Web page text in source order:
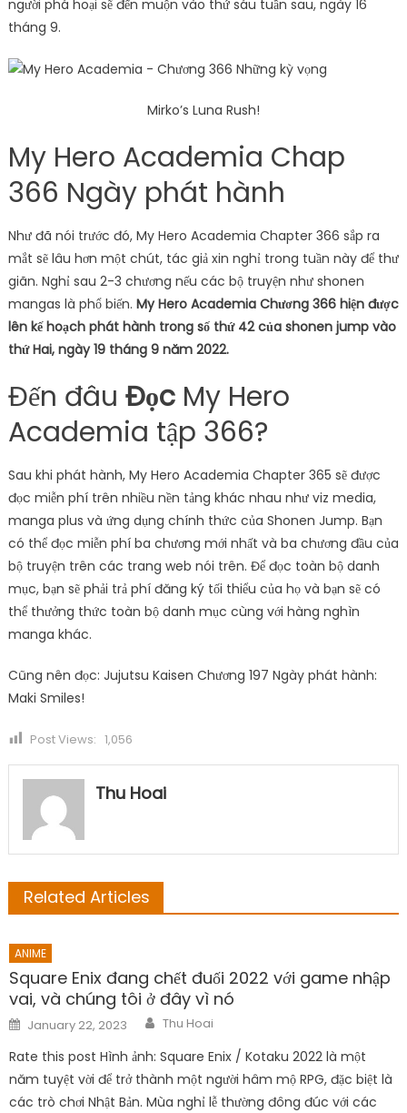
người phá hoại sẽ đến muộn vào thứ sáu tuần sau, ngày 16
tháng 9.
Mirko’s Luna Rush!
My Hero Academia Chap
366 Ngày phát hành
Như đã nói trước đó, My Hero Academia Chapter 366 sắp ra
mắt sẽ lâu hơn một chút, tác giả xin nghỉ trong tuần này để thư
giãn. Nghỉ sau 2-3 chương nếu các bộ truyện như shonen
mangas là phổ biến. My Hero Academia Chương 366 hiện được
lên kế hoạch phát hành trong số thứ 42 của shonen jump vào
thứ Hai, ngày 19 tháng 9 năm 2022.
Đến đâu ĐọcMy Hero
Academia tập 366?
Sau khi phát hành, My Hero Academia Chapter 365 sẽ được
đọc miễn phí trên nhiều nền tảng khác nhau như viz media,
manga plus và ứng dụng chính thức của Shonen Jump. Bạn
có thể đọc miễn phí ba chương mới nhất và ba chương đầu của
bộ truyện trên các trang web nói trên. Để đọc toàn bộ danh
mục, bạn sẽ phải trả phí đăng ký tối thiểu của họ và bạn sẽ có
thể thưởng thức toàn bộ danh mục cùng với hàng nghìn
manga khác.
Cũng nên đọc: Jujutsu Kaisen Chương 197 Ngày phát hành:
Maki Smiles!
Post Views: 1,056
Thu Hoai
Related Articles
ANIME
Square Enix đang chết đuối 2022 với game nhập
vai, và chúng tôi ở đây vì nó
Posted
on
January 22, 2023 Author
Thu Hoai
Rate this post Hình ảnh: Square Enix / Kotaku 2022 là một
năm tuyệt vời để trở thành một người hâm mộ RPG, đặc biệt là
các trò chơi Nhật Bản. Mùa nghỉ lễ thường đông đúc với các